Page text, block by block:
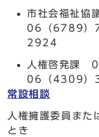
市社会福祉協
06（6789）
2924
人権啓発課
06（4309）
常設相談
人権擁護委員また
とき